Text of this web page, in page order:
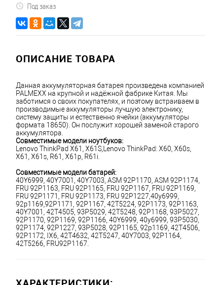
Под заказ
ОПИСАНИЕ ТОВАРА
Данная аккумуляторная батарея произведена компанией
PALMEXX на крупной и надёжной фабрике Китая. Мы
заботимся о своих покупателях, и поэтому встраиваем в
производимые аккумуляторы лучшую электронику,
систему защиты и естественно ячейки (аккумуляторы
формата 18650). Он послужит хорошей заменой старого
аккумулятора.
Совместимые модели ноутбуков:
Lenovo ThinkPad X61, X61S,Lenovo ThinkPad: X60, X60s,
X61, X61s, R61, X61p, R61i.
Совместимые модели батарей:
40Y6999, 40Y7001, 40Y7003, ASM 92P1170, ASM 92P1174,
FRU 92P1163, FRU 92P1165, FRU 92P1167, FRU 92P1169,
FRU 92P1171, FRU 92P1173, FRU 92P1227,40y6999,
92p1169,92P1171, 92P1167, 42T5224, 92P1173, 92P1163,
40Y7001, 42T4505, 93P5029, 42T5248, 92P1168, 93P5027,
92P1170, 92P1169, 92P1166, 40Y6999, 40y6999, 93P5030,
92P1174, 92P1227, 93P5028, 92P1165, 92p1169, 42T4506,
92P1172, IX6, 42T4632, 42T5247, 40Y7003, 92P1164,
42T5266, FRU92P1167.